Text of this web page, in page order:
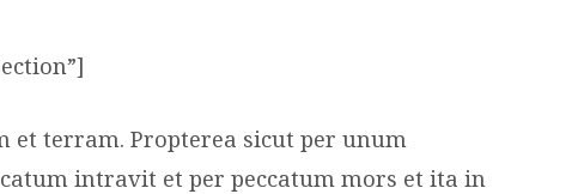
et terram. Propterea sicut per unum
intravit et per peccatum mors et ita in